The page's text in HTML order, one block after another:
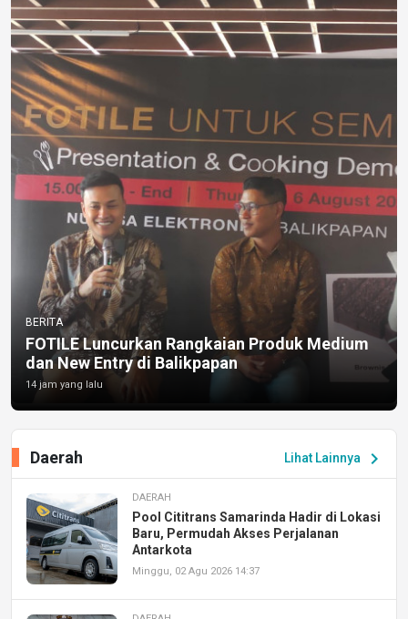
BERITA
FOTILE Luncurkan Rangkaian Produk Medium
dan New Entry di Balikpapan
14 jam yang lalu
Lihat Lainnya chevron_right
Daerah
DAERAH
Pool Cititrans Samarinda Hadir di Lokasi
Baru, Permudah Akses Perjalanan
Antarkota
Minggu, 02 Agu 2026 14:37